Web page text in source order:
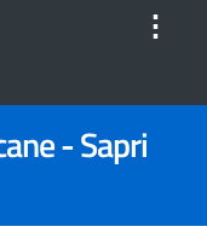
⋮
- Sapri